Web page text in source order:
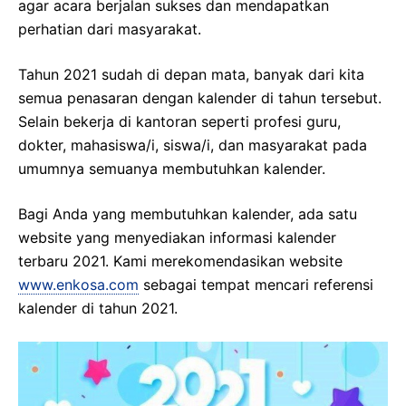
agar acara berjalan sukses dan mendapatkan
perhatian dari masyarakat.
Tahun 2021 sudah di depan mata, banyak dari kita
semua penasaran dengan kalender di tahun tersebut.
Selain bekerja di kantoran seperti profesi guru,
dokter, mahasiswa/i, siswa/i, dan masyarakat pada
umumnya semuanya membutuhkan kalender.
Bagi Anda yang membutuhkan kalender, ada satu
website yang menyediakan informasi kalender
terbaru 2021. Kami merekomendasikan website
www.enkosa.com sebagai tempat mencari referensi
kalender di tahun 2021.